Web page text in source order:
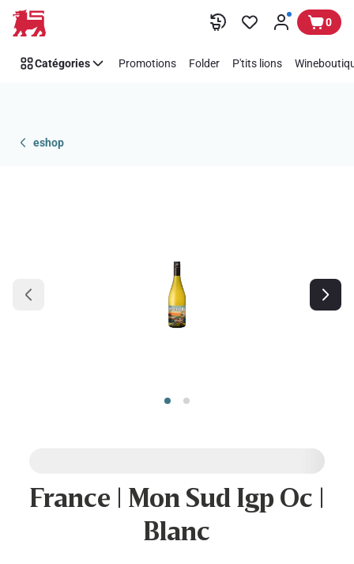
Passer 0
Catégories Promotions Folder P'tits lions
eshop
France | Mon Sud Igp Oc |
Blanc